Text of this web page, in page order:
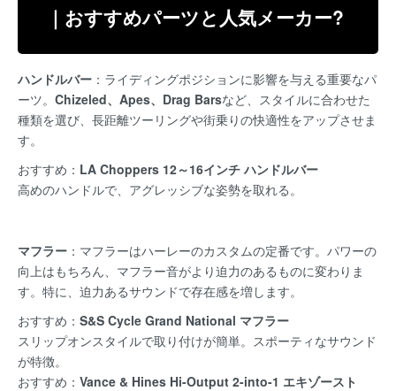
｜おすすめパーツと人気メーカー?
ハンドルバー ：ライディングポジションに影響を与える重要なパ
ーツ。 Chizeled、Apes、Drag Barsなど、スタイルに合わせた
種類を選び、長距離ツーリングや街乗りの快適性をアップさせま
す。
おすすめ： LA Choppers 12～16インチ ハンドルバー
高めのハンドルで、アグレッシブな姿勢を取れる。
マフラー ：マフラーはハーレーのカスタムの定番です。パワーの
向上はもちろん、マフラー音がより迫力のあるものに変わりま
す。特に、迫力あるサウンドで存在感を増します。
おすすめ： S&S Cycle Grand National マフラー
スリップオンスタイルで取り付けが簡単。スポーティなサウンド
が特徴。
おすすめ： Vance & Hines Hi-Output 2-into-1 エキゾースト